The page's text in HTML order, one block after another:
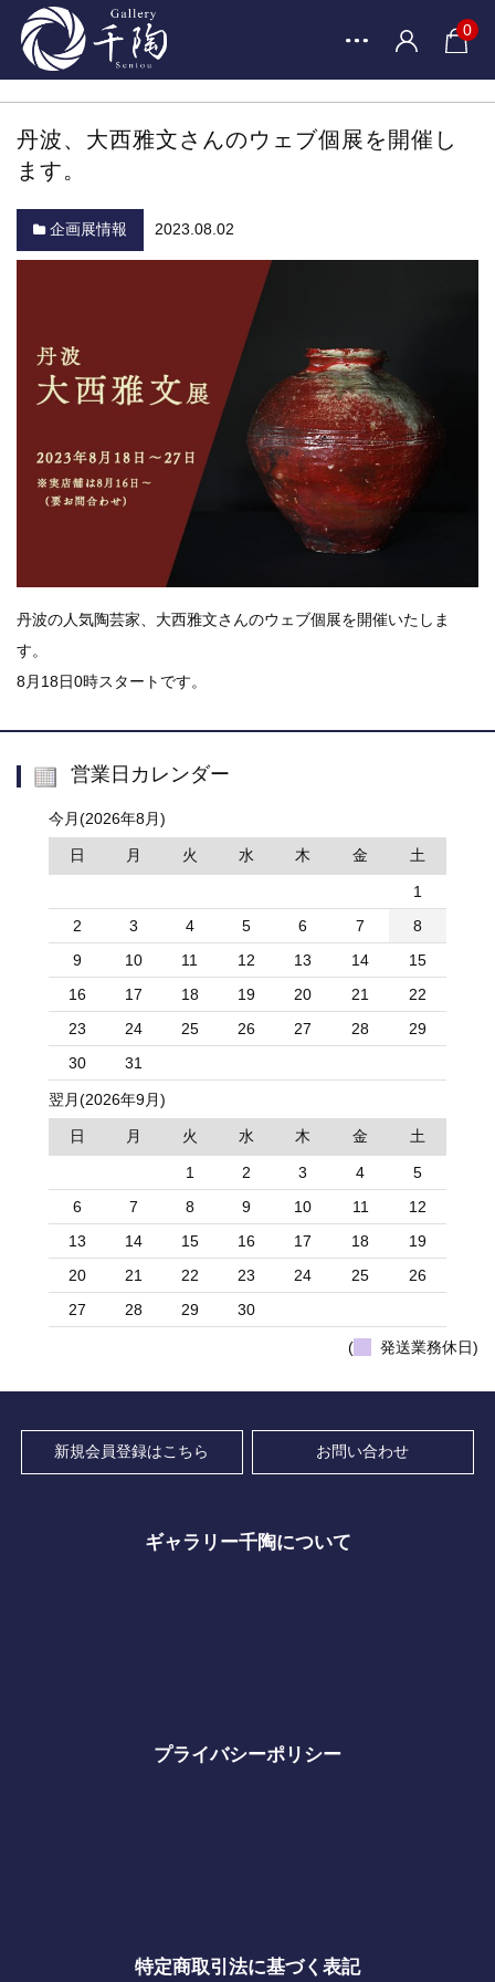
0
丹波、大西雅文さんのウェブ個展を開催し
ます。
企画展情報 2023.08.02
丹波の人気陶芸家、大西雅文さんのウェブ個展を開催いたしま
す。
8月18日0時スタートです。
営業日カレンダー
今月(2026年8月)
日 月 火 水 木 金 土
1
2
3 4 5 6 7
8
9
10 11 12 13 14
15
16
17 18 19 20 21
22
23
24 25 26 27 28
29
30
31
翌月(2026年9月)
日 月 火 水 木 金 土
1 2 3 4
5
6
7 8 9 10 11
12
13
14 15 16 17 18
19
20
21 22 23 24 25
26
27
28 29 30
( 発送業務休日)
新規会員登録はこちら お問い合わせ
ギャラリー千陶について
プライバシーポリシー
特定商取引法に基づく表記